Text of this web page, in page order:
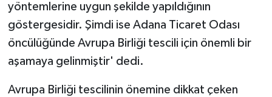
yöntemlerine uygun şekilde yapıldığının
göstergesidir. Şimdi ise Adana Ticaret Odası
öncülüğünde Avrupa Birliği tescili için önemli bir
aşamaya gelinmiştir' dedi.
Avrupa Birliği tescilinin önemine dikkat çeken